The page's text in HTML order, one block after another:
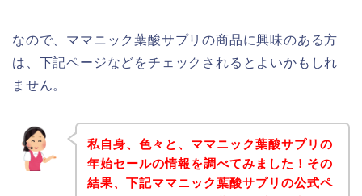
なので、ママニック葉酸サプリの商品に興味のある方
は、下記ページなどをチェックされるとよいかもしれ
ません。
私自身、色々と、ママニック葉酸サプリの
年始セールの情報を調べてみました！その
結果、下記ママニック葉酸サプリの公式ペ